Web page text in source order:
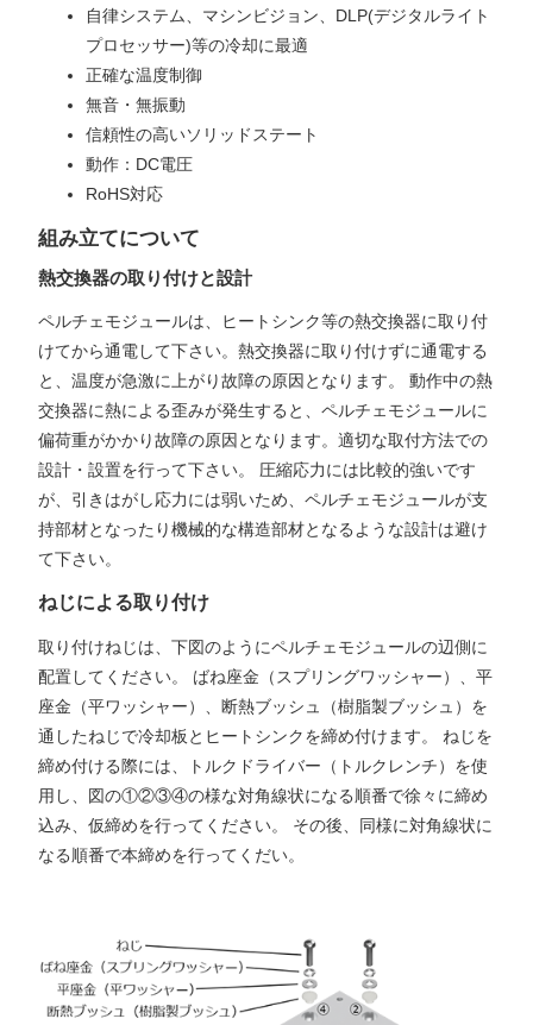
自律システム、マシンビジョン、DLP(デジタルライト
プロセッサー)等の冷却に最適
正確な温度制御
無音・無振動
信頼性の高いソリッドステート
動作：DC電圧
RoHS対応
組み立てについて
熱交換器の取り付けと設計
ペルチェモジュールは、ヒートシンク等の熱交換器に取り付
けてから通電して下さい。熱交換器に取り付けずに通電する
と、温度が急激に上がり故障の原因となります。 動作中の熱
交換器に熱による歪みが発生すると、ペルチェモジュールに
偏荷重がかかり故障の原因となります。適切な取付方法での
設計・設置を行って下さい。 圧縮応力には比較的強いです
が、引きはがし応力には弱いため、ペルチェモジュールが支
持部材となったり機械的な構造部材となるような設計は避け
て下さい。
ねじによる取り付け
取り付けねじは、下図のようにペルチェモジュールの辺側に
配置してください。 ばね座金（スプリングワッシャー）、平
座金（平ワッシャー）、断熱ブッシュ（樹脂製ブッシュ）を
通したねじで冷却板とヒートシンクを締め付けます。 ねじを
締め付ける際には、トルクドライバー（トルクレンチ）を使
用し、図の①②③④の様な対角線状になる順番で徐々に締め
込み、仮締めを行ってください。 その後、同様に対角線状に
なる順番で本締めを行ってくだい。